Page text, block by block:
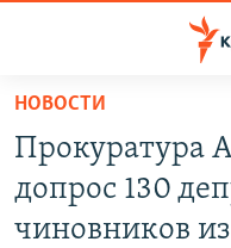
Вернуться
основному
содержанию
Вернутся
СПЕЦПРОЕКТЫ
ВОДА
НОВОСТИ
Прокуратура
допрос 130
чиновников